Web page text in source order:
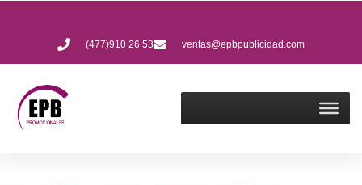
(477)910 26 53 ventas@epbpublicidad.com